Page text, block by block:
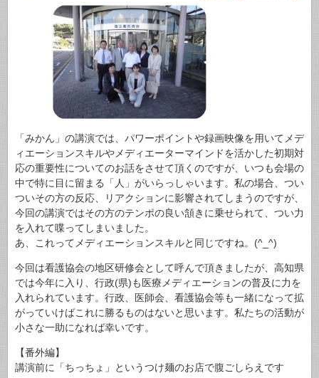
「みかん」の講演では、パワーポイントや録画映像を用いてメデ
ィエーションスキルやメディエーターマインドを活かした初期対
応の重要性についてのお話をさせて頂くのですが、いつも会場の
中で特に目に留まる「人」がいらっしゃいます。私の場合、つい
ついその方の反応、リアクションに影響されてしまうのですが、
今回の講演ではその方のテンポの良い頷きに乗せられて、つい力
を入れて喋ってしまいました。
あ、これってメディエーションスキルと同じですね。(^_^)
今回は看護協会の地区研修会として呼んで頂きましたが、高知県
では今年に入り、行政(県)も医療メディエーションの普及に力を
入れられています。行政、医師会、看護協会等も一緒になって拡
がっていけばこれに勝るものはないと思います。私たちの活動が
小さな一助になれば幸いです。
【番外編】
講演前に「ちっちょ」というつけ麺のお店で腹ごしらえです